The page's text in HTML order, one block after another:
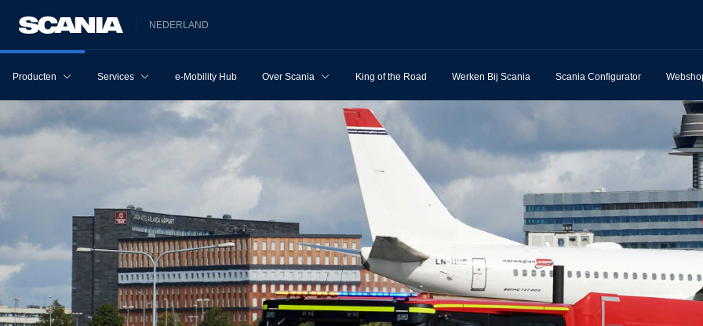
NEDERLAND
Producten Services e-Mobility Hub Over Scania King of the Road Werken Bij Scania Scania Configurator